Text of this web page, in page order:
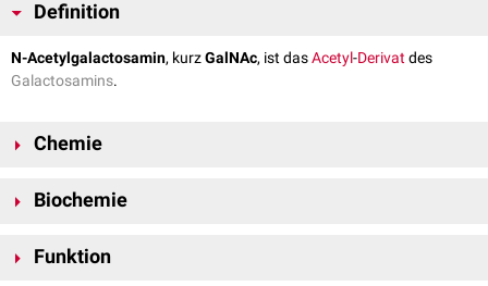
Definition
N-Acetylgalactosamin, kurzGalNAc, ist dasAcetyl-Derivatdes
Galactosamins.
Chemie
molare Massebeträgt 221,21 g/
Biochemie
Threoninrestevon
Funktion